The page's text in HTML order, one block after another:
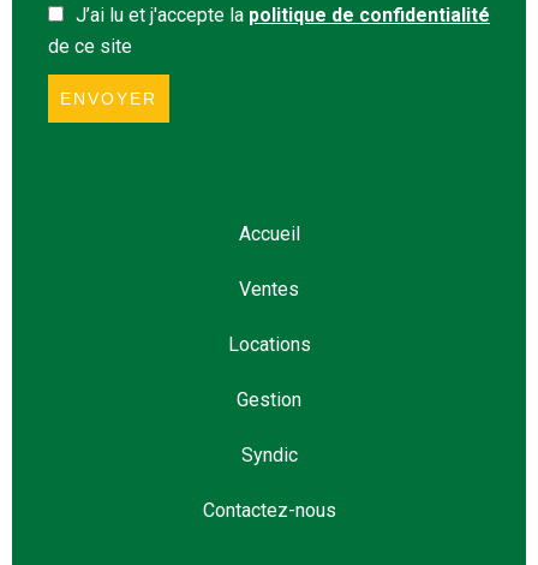
J’ai lu et j'accepte la politique de confidentialité
de ce site
ENVOYER
Accueil
Ventes
Locations
Gestion
Syndic
Contactez-nous